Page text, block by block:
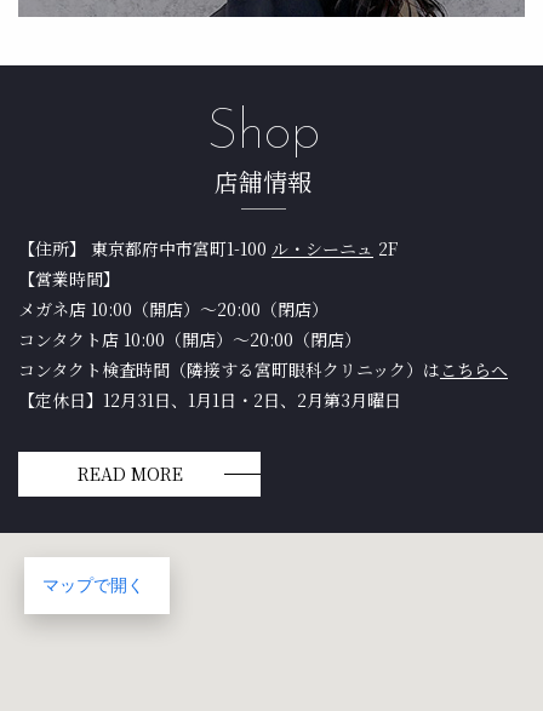
Shop
店舗情報
【住所】 東京都府中市宮町1-100 ル・シーニュ 2F
【営業時間】
メガネ店 10:00（開店）〜20:00（閉店）
コンタクト店 10:00（開店）〜20:00（閉店）
コンタクト検査時間（隣接する宮町眼科クリニック）は こちらへ
【定休日】12月31日、1月1日・2日、2月第3月曜日
READ MORE
マップで開く